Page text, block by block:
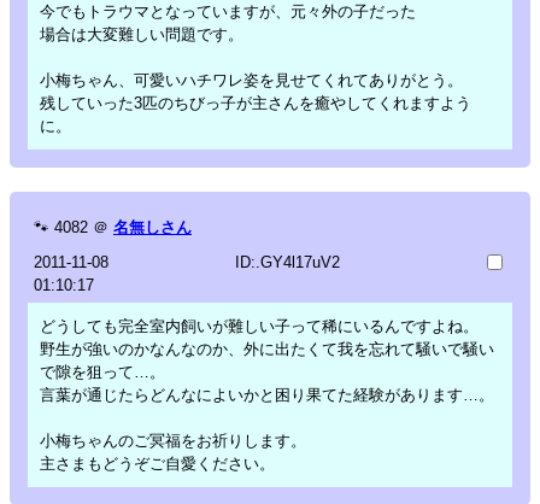
今でもトラウマとなっていますが、元々外の子だった
場合は大変難しい問題です。
小梅ちゃん、可愛いハチワレ姿を見せてくれてありがとう。
残していった3匹のちびっ子が主さんを癒やしてくれますよう
に。
🐾 4082 ＠ 名無しさん
2011-11-08
01:10:17
ID:.GY4l17uV2
どうしても完全室内飼いが難しい子って稀にいるんですよね。
野生が強いのかなんなのか、外に出たくて我を忘れて騒いで騒い
で隙を狙って…。
言葉が通じたらどんなによいかと困り果てた経験があります…。
小梅ちゃんのご冥福をお祈りします。
主さまもどうぞご自愛ください。